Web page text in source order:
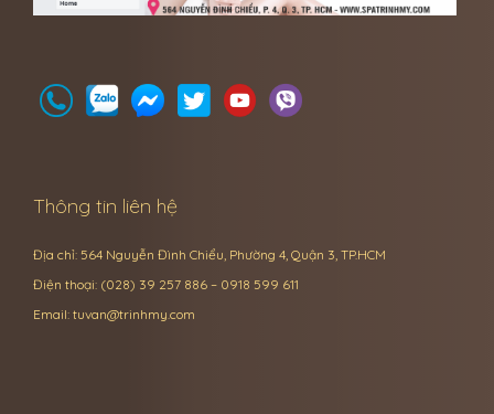
Thông tin liên hệ
Địa chỉ: 564 Nguyễn Đình Chiểu, Phường 4, Quận 3, TP.HCM
Điện thoại: (028) 39 257 886 – 0918 599 611
Email: tuvan@trinhmy.com